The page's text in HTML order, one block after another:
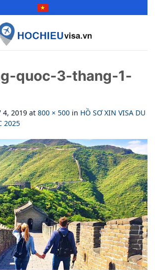
quoc-3-thang-1-
4, 2019 at 800 × 500 in HỒ SƠ XIN VISA DU
2025